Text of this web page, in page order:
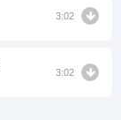
3:02
3:02